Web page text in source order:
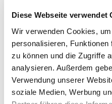
Diese Webseite verwendet
Wir verwenden Cookies,
personalisieren,
zu können und die Zugriffe
analysieren. Außerdem
Verwendung unserer
soziale Medien, Werbung
Atlas-Suche (maps)
Aspekte der
Barrierefreie Suche
Tipps & Hilfe
Hilfe zu den
Tipps und Tricks
FAQ
Glossar benutzter
Krankenhäuser